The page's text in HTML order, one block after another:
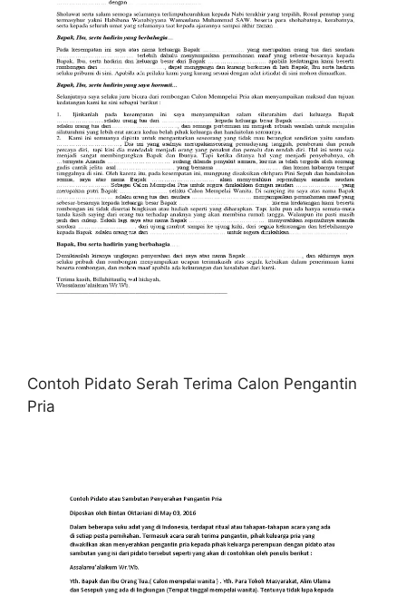
Contoh Pidato Serah Terima Calon Pengantin
Pria